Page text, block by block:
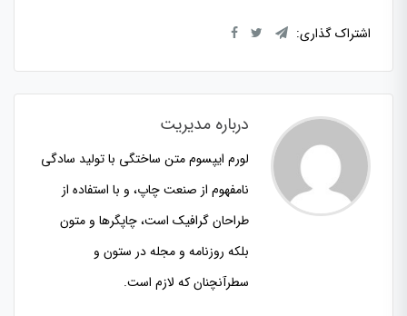
اشتراک گذاری:
درباره مدیریت
لورم ایپسوم متن ساختگی با تولید سادگی
نامفهوم از صنعت چاپ، و با استفاده از
طراحان گرافیک است، چاپگرها و متون
بلکه روزنامه و مجله در ستون و
سطرآنچنان که لازم است.